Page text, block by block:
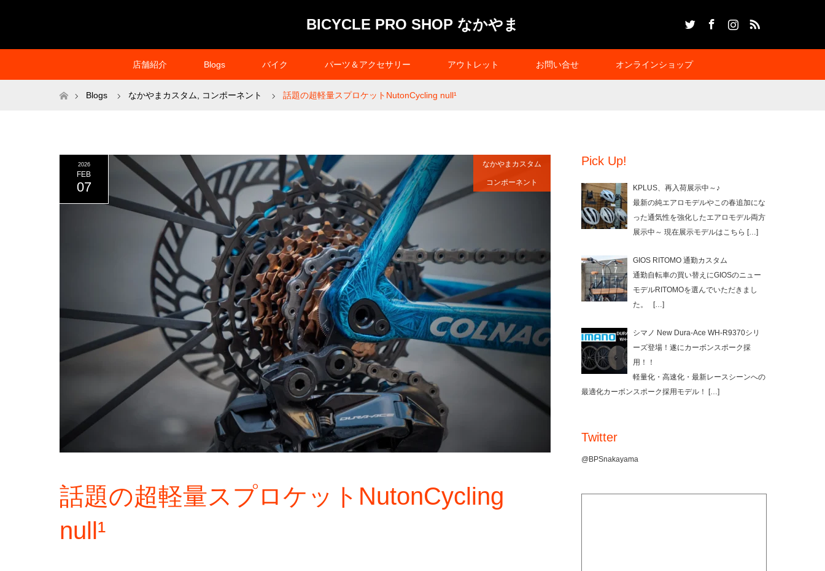
BICYCLE PRO SHOP なかやま
店舗紹介 Blogs バイク パーツ＆アクセサリー アウトレット お問い合せ オンラインショップ
ホームBlogs なかやまカスタム コンポーネント 話題の超軽量スプロケットNutonCycling null¹
2026
FEB
07
なかやまカスタム
コンポーネント
話題の超軽量スプロケットNutonCycling
null¹
Pick Up!
KPLUS、再入荷展示中～♪
最新の純エアロモデルやこの春追加にな
った通気性を強化したエアロモデル両方
展示中～ 現在展示モデルはこちら […]
GIOS RITOMO 通勤カスタム
通勤自転車の買い替えにGIOSのニュー
モデルRITOMOを選んでいただきまし
た。
[…]
シマノ New Dura-Ace WH-R9370シリ
ーズ登場！遂にカーボンスポーク採
用！！
軽量化・高速化・最新レースシーンへの
最適化カーボンスポーク採用モデル！
[…]
Twitter
@BPSnakayama